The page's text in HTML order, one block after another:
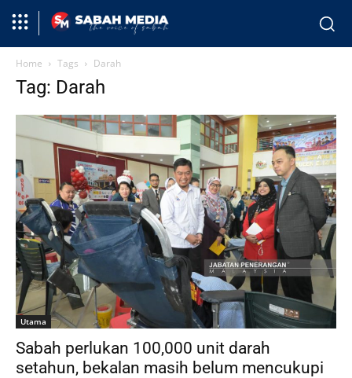
Home Tags Darah
Tag: Darah
Utama
Sabah perlukan 100,000 unit darah
setahun, bekalan masih belum mencukupi